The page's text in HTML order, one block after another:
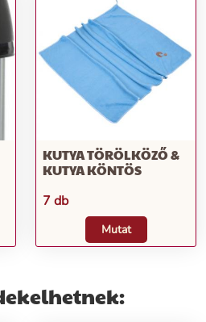
KUTYA TÖRÖLKÖZŐ &
KUTYA KÖNTÖS
7 db
Mutat